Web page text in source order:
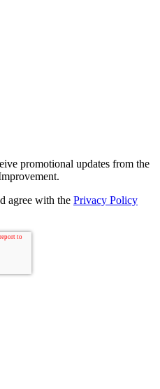
promotional updates from the
agree with the Privacy Policy